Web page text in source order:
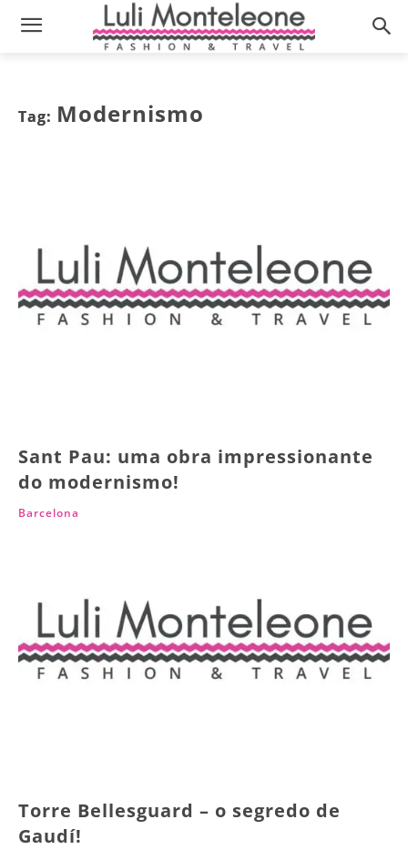
Tag: Modernismo
Sant Pau: uma obra impressionante
do modernismo!
Barcelona
Torre Bellesguard – o segredo de
Gaudí!